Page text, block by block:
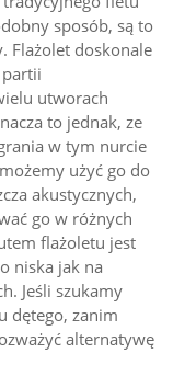
sposób, są to
Flażolet doskonale
utworach
to jednak, ze
w tym nurcie
użyć go do
akustycznych,
go w różnych
flażoletu jest
niska jak na
Jeśli szukamy
dętego, zanim
alternatywę